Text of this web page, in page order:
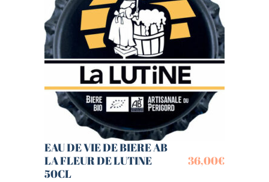
EAU DE VIE DE BIERE AB
LA FLEUR DE LUTINE
50CL
36,00€